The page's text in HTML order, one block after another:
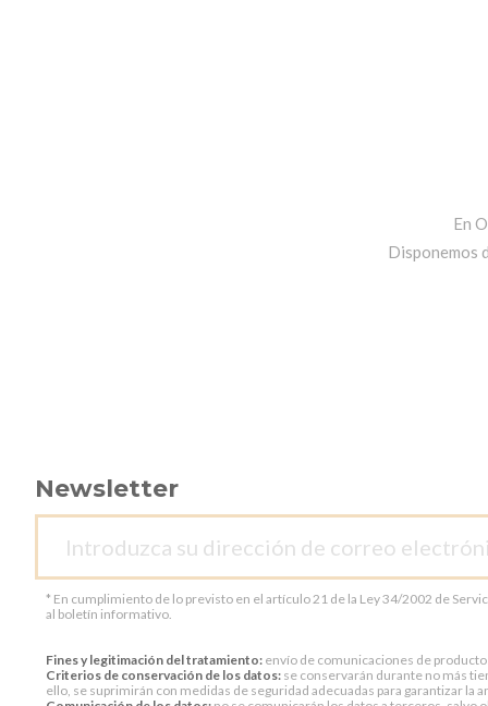
En
Disponemos
Newsletter
* En cumplimiento de lo previsto en el artículo 21 de la Ley 34/2002 de
al boletín informativo.
Fines y legitimación del tratamiento: envío de comunicaciones de
Criterios de conservación de los datos: se conservarán durante no más
ello, se suprimirán con medidas de seguridad adecuadas para garantizar